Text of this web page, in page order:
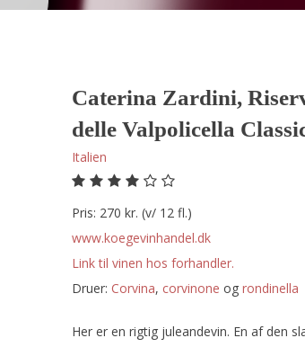
Caterina Zardini,
delle Valpolicella
Italien
Pris: 270 kr. (v/ 12 fl.)
www.koegevinhandel.dk
Link til vinen hos forhandler.
Druer:
corvina, corvinone og rondinella
Her er en rigtig juleandevin. En af den